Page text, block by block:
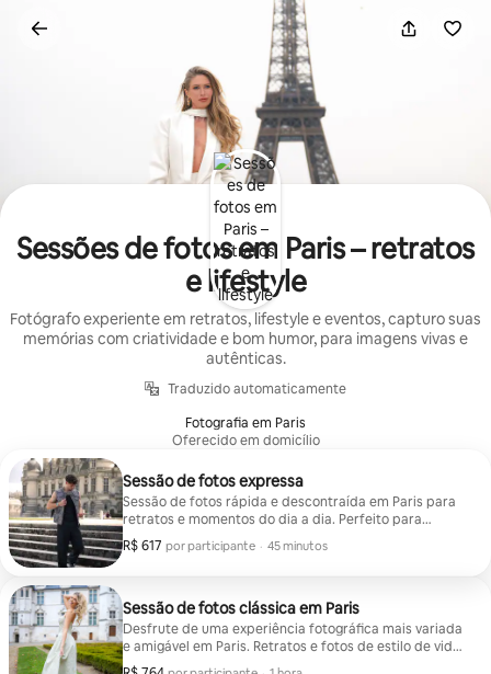
Sessões de fotos em Paris – retratos
e lifestyle
Fotógrafo experiente em retratos, lifestyle e eventos, capturo suas
memórias com criatividade e bom humor, para imagens vivas e
autênticas.
Traduzido automaticamente
Fotografia em Paris
Oferecido em domicílio
Sessão de fotos expressa
Sessão de fotos rápida e descontraída em Paris para
retratos e momentos do dia a dia. Perfeito para
guardar uma lembrança rápida da sua visita. 5–6 fotos
editadas
R$ 617 por participante
R$ 617 por participante
, · 45 minutos
Sessão de fotos clássica em Paris
Desfrute de uma experiência fotográfica mais variada
e amigável em Paris. Retratos e fotos de estilo de vida
capturados em um ambiente alegre para criar